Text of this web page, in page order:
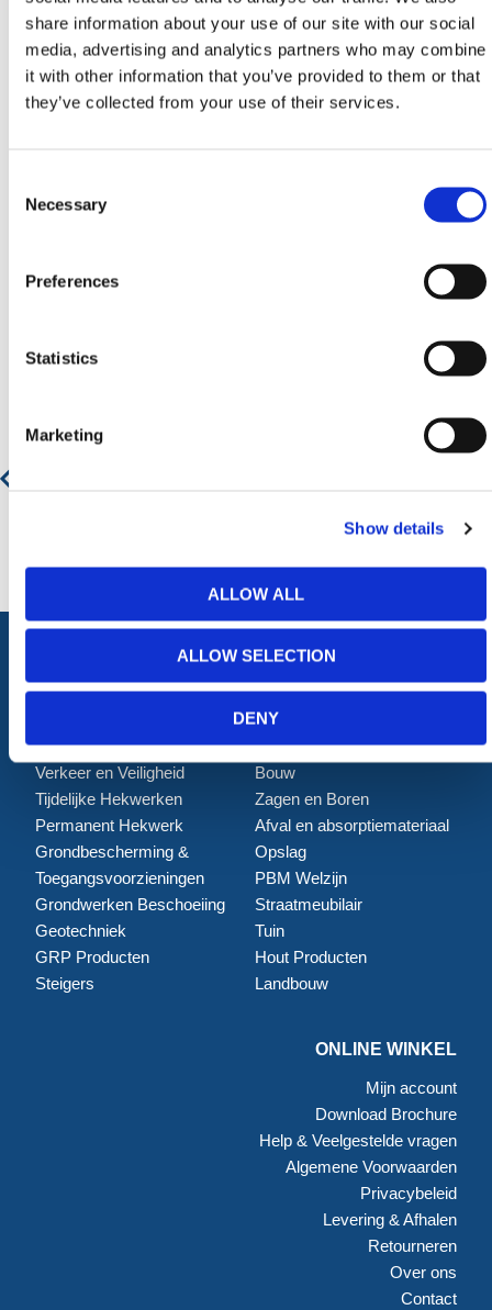
share information about your use of our site with our social
media, advertising and analytics partners who may combine
it with other information that you’ve provided to them or that
they’ve collected from your use of their services.
Selection
Necessary
Preferences
Statistics
Marketing
Show details
ALLOW ALL
ALLOW SELECTION
DENY
regelgevingen.
Heb je nog hulp nodig? Neem dan
contact op met HERMEQ.
Rechter Oprijplaat - Rolstoel Stoeprandoprit
Afzettingen
Verkeer en Veiligheid
Tijdelijke Hekwerken
Permanent Hekwerk
Grondbescherming &
Toegangsvoorzieningen
Grondwerken Beschoeiing
Geotechniek
GRP Producten
Steigers
Tillen en Transport
Bouw
Zagen en Boren
Afval en absorptiemateriaal
Opslag
PBM Welzijn
Straatmeubilair
Tuin
Hout Producten
Landbouw
ONLINE WINKEL
Mijn account
Download Brochure
Help & Veelgestelde vragen
Algemene Voorwaarden
Privacybeleid
Levering & Afhalen
Retourneren
Over ons
Contact